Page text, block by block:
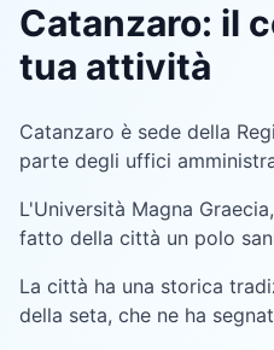
Catanzaro: il
tua attività
Catanzaro è sede della
parte degli uffici
L'Università Magna
fatto della città un polo
La città ha una storica
della seta, che ne ha